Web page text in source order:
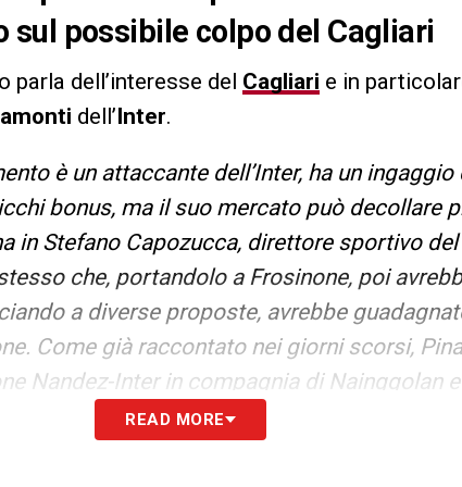
sul possibile colpo del Cagliari
parla dell’interesse del Cagliari e in
dell’Inter.
è un attaccante dell’Inter, ha un ingaggio
bonus, ma il suo mercato può decollare
in Stefano Capozucca, direttore sportivo
che, portandolo a Frosinone, poi
a diverse proposte, avrebbe
Come già raccontato nei giorni scorsi,
Nandez-Inter in compagnia di Nainggolan
portato Dalbert in Sardegna».
READ MORE